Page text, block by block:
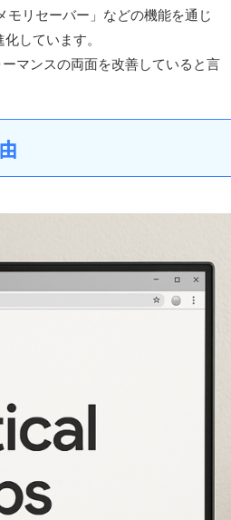
リセーバー」などの機能を通じ
しています。
マンスの両面を改善していると言